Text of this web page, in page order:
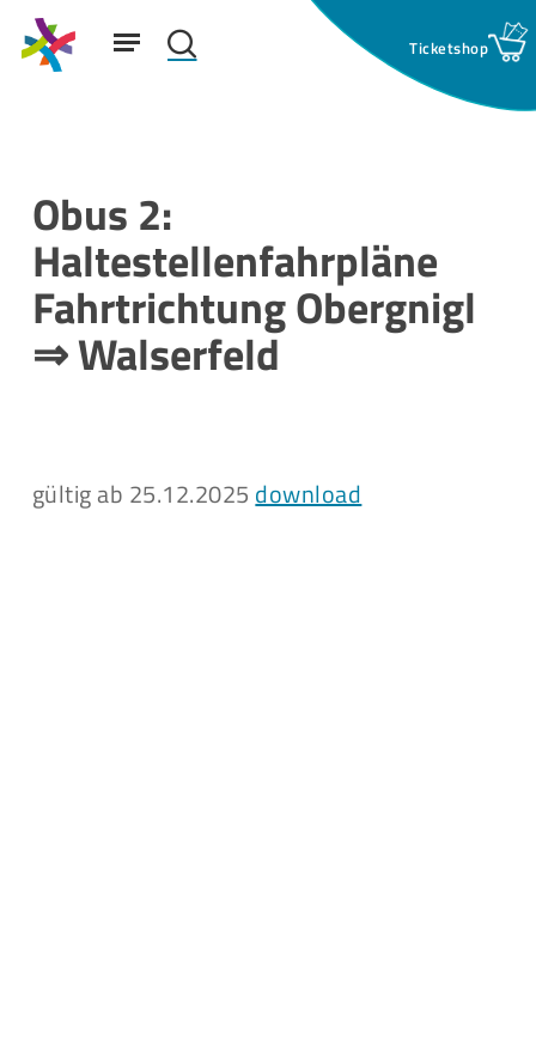
Skip
mainSuchfeld: search
Menu
Obus 2:
Haltestellenfahrpläne
Fahrtrichtung Obergnigl
⇒ Walserfeld
gültig ab 25.12.2025 download